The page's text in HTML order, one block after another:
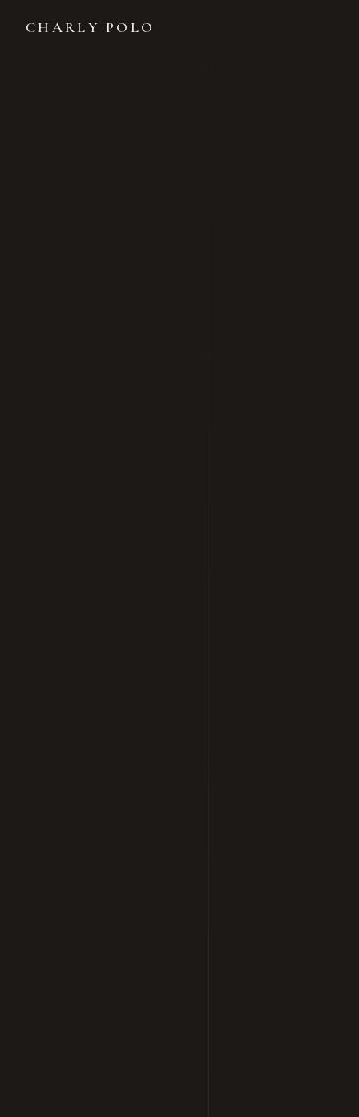
CHARLY POLO